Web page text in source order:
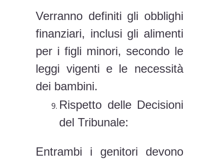
Verranno definiti gli obblighi
finanziari, inclusi gli alimenti
per i figli minori, secondo le
leggi vigenti e le necessità
dei bambini.
Rispetto delle Decisioni
del Tribunale:
Entrambi i genitori devono